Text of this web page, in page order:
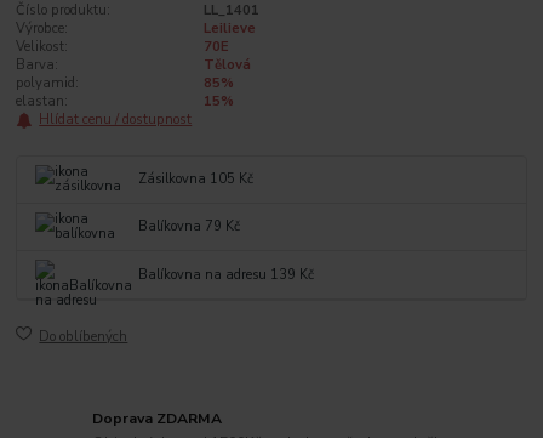
Číslo produktu:
LL_1401
Výrobce:
Leilieve
Velikost:
70E
Barva:
Tělová
polyamid:
85%
elastan:
15%
Hlídat cenu / dostupnost
Zásilkovna 105 Kč
Balíkovna 79 Kč
Balíkovna na adresu 139 Kč
Do oblíbených
Doprava ZDARMA